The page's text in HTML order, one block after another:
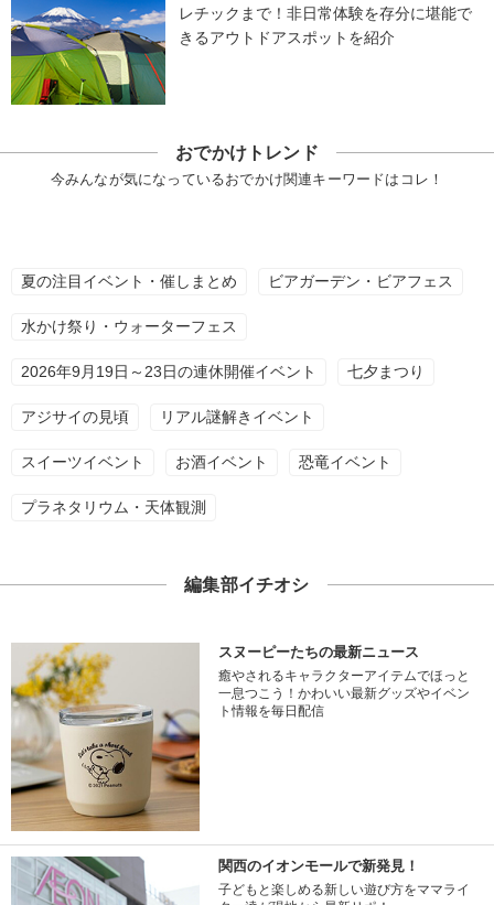
レチックまで！非日常体験を存分に堪能で
きるアウトドアスポットを紹介
おでかけトレンド
今みんなが気になっているおでかけ関連キーワードはコレ！
夏の注目イベント・催しまとめ ビアガーデン・ビアフェス
水かけ祭り・ウォーターフェス
2026年9月19日～23日の連休開催イベント 七夕まつり
アジサイの見頃 リアル謎解きイベント
スイーツイベント お酒イベント 恐竜イベント
プラネタリウム・天体観測
編集部イチオシ
スヌーピーたちの最新ニュース
癒やされるキャラクターアイテムでほっと
一息つこう！かわいい最新グッズやイベン
ト情報を毎日配信
関西のイオンモールで新発見！
子どもと楽しめる新しい遊び方をママライ